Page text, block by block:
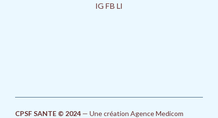
IG FB LI
CPSF SANTE © 2024 —Une création Agence Medicom